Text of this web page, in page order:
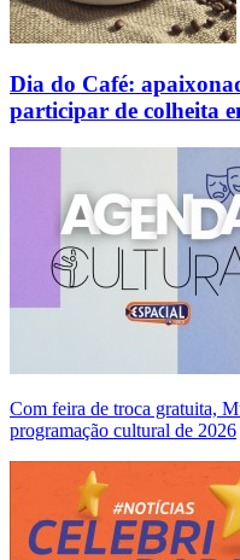
Dia do Café:
participar de colheita
Com feira de troca gratuita,
programação cultural de 2026